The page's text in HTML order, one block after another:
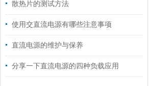
散热片的测试方法
使用交直流电源有哪些注意事项
直流电源的维护与保养
分享一下直流电源的四种负载应用